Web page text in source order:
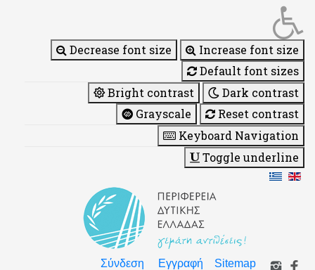
Decrease font size
Increase font size
Default font sizes
Bright contrast
Dark contrast
Grayscale
Reset contrast
Keyboard Navigation
Toggle underline
Σύνδεση Εγγραφή Sitemap